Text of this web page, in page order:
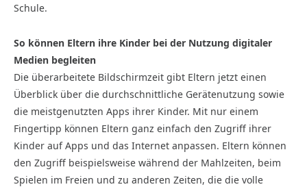
Schule.
So können Eltern ihre Kinder bei der Nutzung digitaler
Medien begleiten
Die überarbeitete Bildschirmzeit gibt Eltern jetzt einen
Überblick über die durchschnittliche Gerätenutzung sowie
die meistgenutzten Apps ihrer Kinder. Mit nur einem
Fingertipp können Eltern ganz einfach den Zugriff ihrer
Kinder auf Apps und das Internet anpassen. Eltern können
den Zugriff beispielsweise während der Mahlzeiten, beim
Spielen im Freien und zu anderen Zeiten, die die volle